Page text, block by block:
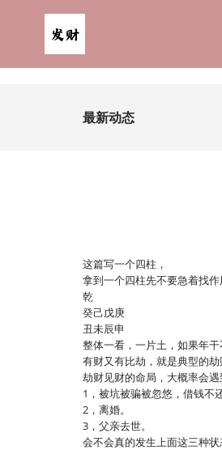
最新动态
这篇写一个四柱，
拿到一个四柱先不要急着找
乾
癸己戊庚
丑未辰申
整体一看，一片土，如果年
有财又有比劫，就是典型的劫
劫财见财的命局，大概率会遇
1，被坑被骗被忽悠，借钱不还
2，离婚。
3，父亲去世。
会不会真的发生上面这三种